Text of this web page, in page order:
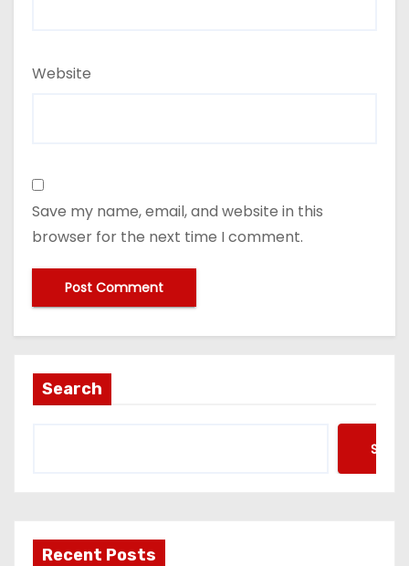
Website
Save my name, email, and website in this
browser for the next time I comment.
Search
Recent Posts